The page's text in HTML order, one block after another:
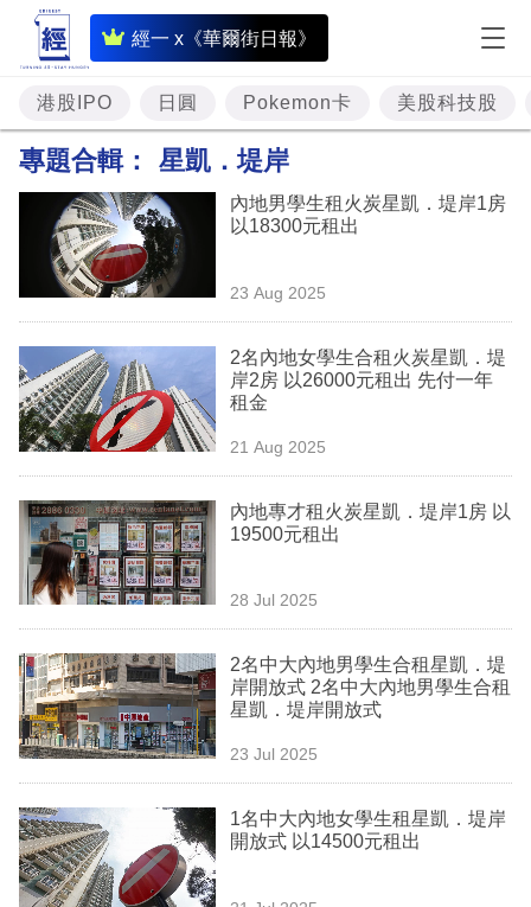
經一 x《華爾街日報》
即
時
財
經
題
投
資
樓
市
理
商
業
科
技
職
場
生
時
事
港股IPO 日圓 Pokemon卡 美股科技股
專題合輯： 星凱．堤岸
內地男學生租火炭星凱．堤岸1房
以18300元租出
23 Aug 2025
2名內地女學生合租火炭星凱．堤
岸2房 以26000元租出 先付一年
租金
21 Aug 2025
內地專才租火炭星凱．堤岸1房 以
19500元租出
28 Jul 2025
2名中大內地男學生合租星凱．堤
岸開放式 2名中大內地男學生合租
星凱．堤岸開放式
23 Jul 2025
1名中大內地女學生租星凱．堤岸
開放式 以14500元租出